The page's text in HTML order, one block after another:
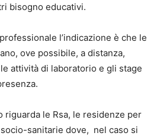
bisogno educativi.
l’indicazione è che le
ove possibile, a distanza,
attività di laboratorio e gli stage
riguarda le Rsa, le residenze per
sanitarie dove, nel caso si